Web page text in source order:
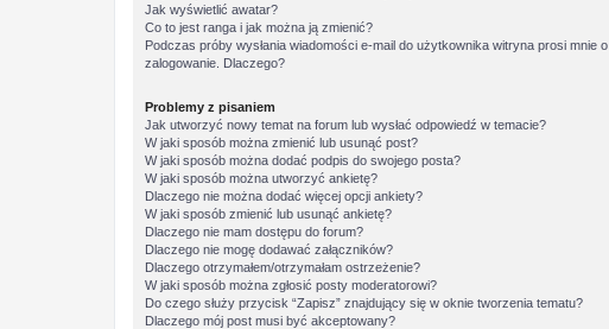
Jak wyświetlić awatar?
Co to jest ranga i jak można ją zmienić?
Podczas próby wysłania wiadomości e-mail do użytkownika witryna prosi mnie o
zalogowanie. Dlaczego?
Problemy z pisaniem
Jak utworzyć nowy temat na forum lub wysłać odpowiedź w temacie?
W jaki sposób można zmienić lub usunąć post?
W jaki sposób można dodać podpis do swojego posta?
W jaki sposób można utworzyć ankietę?
Dlaczego nie można dodać więcej opcji ankiety?
W jaki sposób zmienić lub usunąć ankietę?
Dlaczego nie mam dostępu do forum?
Dlaczego nie mogę dodawać załączników?
Dlaczego otrzymałem/otrzymałam ostrzeżenie?
W jaki sposób można zgłosić posty moderatorowi?
Do czego służy przycisk “Zapisz” znajdujący się w oknie tworzenia tematu?
Dlaczego mój post musi być akceptowany?